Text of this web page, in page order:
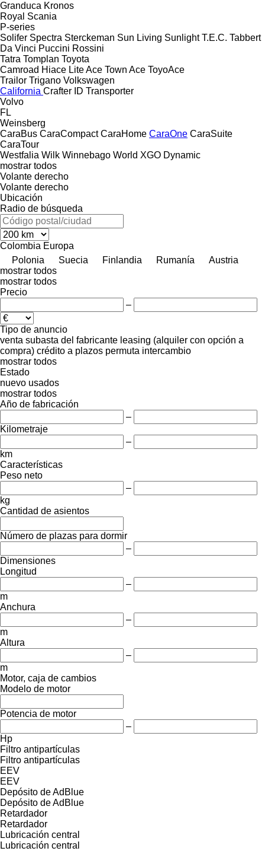
Granduca Kronos
Royal Scania
P-series
Solifer Spectra Sterckeman Sun Living Sunlight T.E.C. Tabbert
Da Vinci Puccini Rossini
Tatra Tomplan Toyota
Camroad Hiace Lite Ace Town Ace ToyoAce
Trailor Trigano Volkswagen
California Crafter ID Transporter
Volvo
FL
Weinsberg
CaraBus CaraCompact CaraHome CaraOne CaraSuite
CaraTour
Westfalia Wilk Winnebago World XGO Dynamic
mostrar todos
Volante derecho
Volante derecho
Ubicación
Radio de búsqueda
Colombia Europa
Polonia
Suecia Finlandia Rumanía
Austria
mostrar todos
mostrar todos
Precio
–
Tipo de anuncio
venta subasta del fabricante leasing (alquiler con opción a
compra) crédito a plazos permuta intercambio
mostrar todos
Estado
nuevo usados
mostrar todos
Año de fabricación
–
Kilometraje
–
km
Características
Peso neto
–
kg
Cantidad de asientos
Número de plazas para dormir
–
Dimensiones
Longitud
–
m
Anchura
–
m
Altura
–
m
Motor, caja de cambios
Modelo de motor
Potencia de motor
–
Hp
Filtro antipartículas
Filtro antipartículas
EEV
EEV
Depósito de AdBlue
Depósito de AdBlue
Retardador
Retardador
Lubricación central
Lubricación central